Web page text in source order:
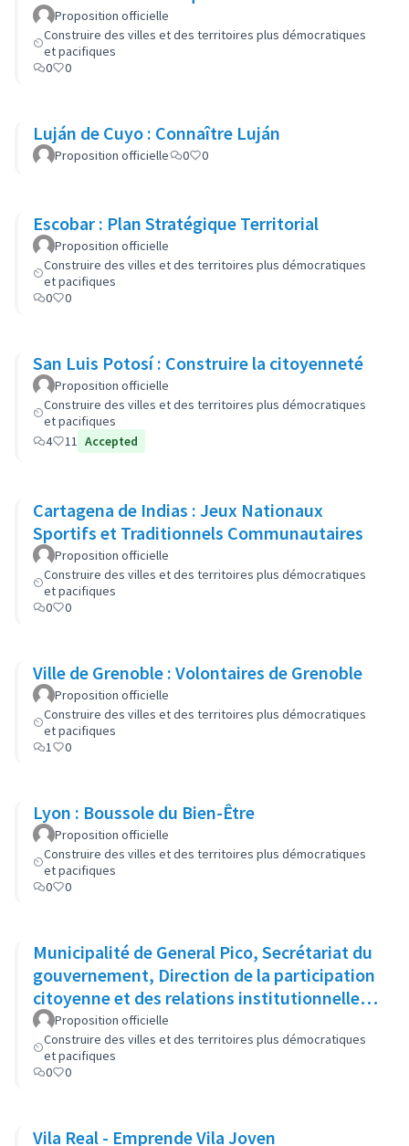
Proposition officielle
Construire des villes et des territoires plus démocratiques
et pacifiques
0
0
Luján de Cuyo : Connaître Luján
Proposition officielle 0 0
Escobar : Plan Stratégique Territorial
Proposition officielle
Construire des villes et des territoires plus démocratiques
et pacifiques
0
0
San Luis Potosí : Construire la citoyenneté
Proposition officielle
Construire des villes et des territoires plus démocratiques
et pacifiques
4
11 Accepted
Cartagena de Indias : Jeux Nationaux
Sportifs et Traditionnels Communautaires
Proposition officielle
Construire des villes et des territoires plus démocratiques
et pacifiques
0
0
Ville de Grenoble : Volontaires de Grenoble
Proposition officielle
Construire des villes et des territoires plus démocratiques
et pacifiques
1
0
Lyon : Boussole du Bien-Être
Proposition officielle
Construire des villes et des territoires plus démocratiques
et pacifiques
0
0
Municipalité de General Pico, Secrétariat du
gouvernement, Direction de la participation
citoyenne et des relations institutionnelles :
Cabinet ouvert
Proposition officielle
Construire des villes et des territoires plus démocratiques
et pacifiques
0
0
Vila Real - Emprende Vila Joven